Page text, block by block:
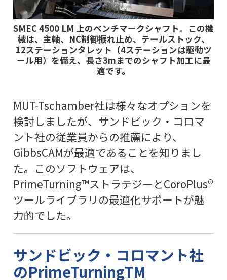
SMEC 4500 LM 上のベンチマークシャフト。この機
械は、主軸、NC制御振れ止め、テールストック、
12ステーションタレット（4ステーションは駆動ツ
ール用）を備え、長さ3mまでのシャフト加工に最
適です。
MUT-Tschamber社は様々なオプションを
検討しましたが、サンドビック・コロマ
ント社の従業員からの推薦により、
GibbsCAMが最適であることを知りまし
た。このソフトウェアは、
PrimeTurning™ストラテジーとCoroPlus®
ツールライブラリの最適化サポートが魅
力的でした。
サンドビック・コロマント社
のPrimeTurningTM